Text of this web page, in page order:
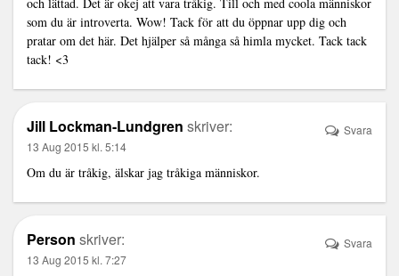
som du är introverta. Wow! Tack för att du öppnar upp dig och
pratar om det här. Det hjälper så många så himla mycket. Tack tack
tack! <3
Jill Lockman-Lundgren skriver:
13 Aug 2015 kl. 5:14
Om du är tråkig, älskar jag tråkiga människor.
Svara
Person skriver:
13 Aug 2015 kl. 7:27
Svara